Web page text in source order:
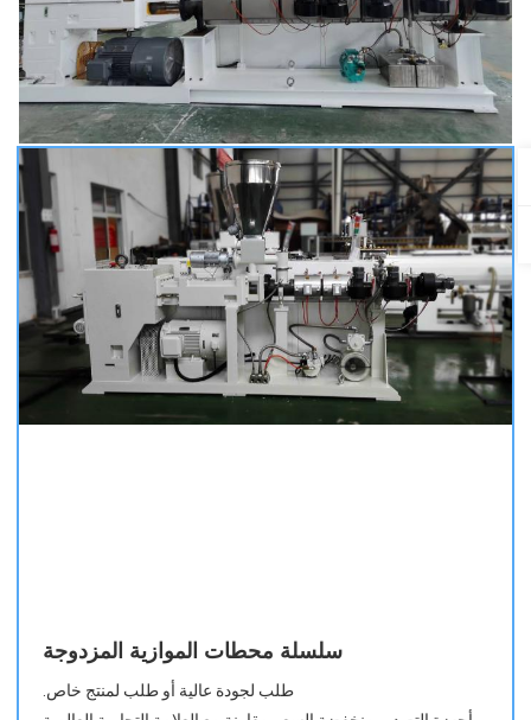
سلسلة محطات الموازية المزدوجة
طلب لجودة عالية أو طلب لمنتج خاص.